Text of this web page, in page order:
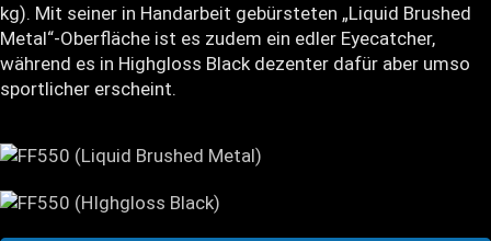
kg). Mit seiner in Handarbeit gebürsteten „Liquid Brushed
Metal“-Oberfläche ist es zudem ein edler Eyecatcher,
während es in Highgloss Black dezenter dafür aber umso
sportlicher erscheint.